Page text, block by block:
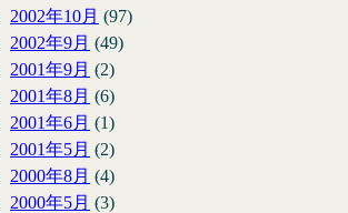
2002年10月 (97)
2002年9月 (49)
2001年9月 (2)
2001年8月 (6)
2001年6月 (1)
2001年5月 (2)
2000年8月 (4)
2000年5月 (3)